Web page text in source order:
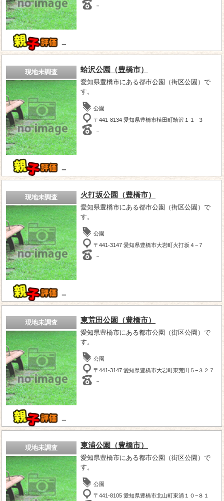
－
－
現地未調査
－
蛤沢公園（豊橋市）
愛知県豊橋市にある都市公園（街区公園）で
す。
公園
〒441-8134 愛知県豊橋市植田町蛤沢１１−３
－
現地未調査
－
火打坂公園（豊橋市）
愛知県豊橋市にある都市公園（街区公園）で
す。
公園
〒441-3147 愛知県豊橋市大岩町火打坂４−７
－
現地未調査
－
東荒田公園（豊橋市）
愛知県豊橋市にある都市公園（街区公園）で
す。
公園
〒441-3147 愛知県豊橋市大岩町東荒田５−３２７
－
現地未調査 東浦公園（豊橋市）
愛知県豊橋市にある都市公園（街区公園）で
す。
公園
〒441-8105 愛知県豊橋市北山町東浦１０−８１